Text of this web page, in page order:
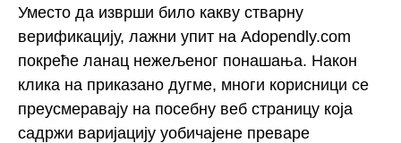
Уместо да изврши било какву стварну
верификацију, лажни упит на Adopendly.com
покреће ланац нежељеног понашања. Након
клика на приказано дугме, многи корисници се
преусмеравају на посебну веб страницу која
садржи варијацију уобичајене преваре